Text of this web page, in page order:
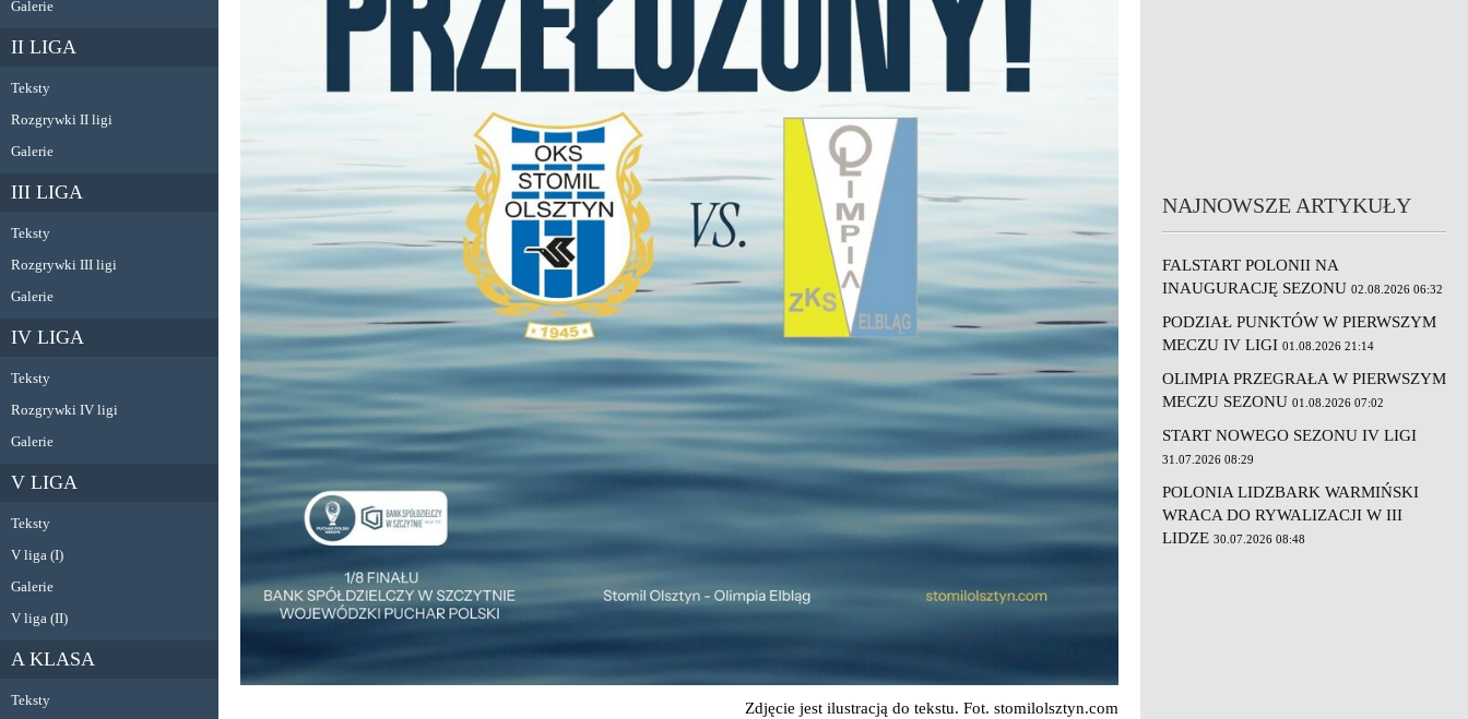
Galerie
II LIGA
Teksty
Rozgrywki II ligi
Galerie
III LIGA
Teksty
Rozgrywki III ligi
Galerie
IV LIGA
Teksty
Rozgrywki IV ligi
Galerie
V LIGA
Teksty
V liga (I)
Galerie
V liga (II)
A KLASA
Teksty
Zdjęcie jest ilustracją do tekstu. Fot. stomilolsztyn.com
NAJNOWSZE ARTYKUŁY
FALSTART POLONII NA
INAUGURACJĘ SEZONU 02.08.2026 06:32
PODZIAŁ PUNKTÓW W PIERWSZYM
MECZU IV LIGI 01.08.2026 21:14
OLIMPIA PRZEGRAŁA W PIERWSZYM
MECZU SEZONU 01.08.2026 07:02
START NOWEGO SEZONU IV LIGI
31.07.2026 08:29
POLONIA LIDZBARK WARMIŃSKI
WRACA DO RYWALIZACJI W III
LIDZE 30.07.2026 08:48